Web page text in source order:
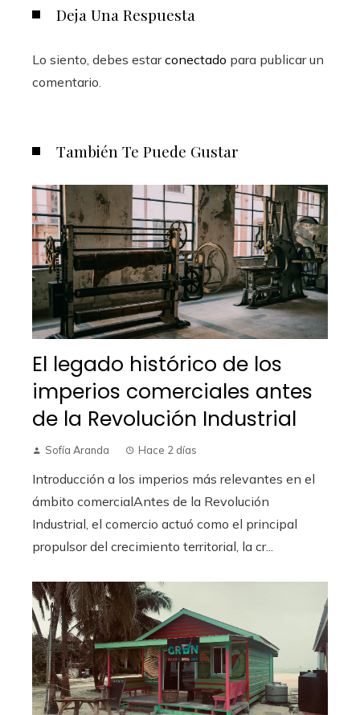
Deja Una Respuesta
Lo siento, debes estarconectado para publicar un
comentario.
También Te Puede Gustar
El legado histórico de los
imperios comerciales antes
de la Revolución Industrial
Sofía Aranda Hace 2 días
Introducción a los imperios más relevantes en el
ámbito comercialAntes de la Revolución
Industrial, el comercio actuó como el principal
propulsor del crecimiento territorial, la cr...